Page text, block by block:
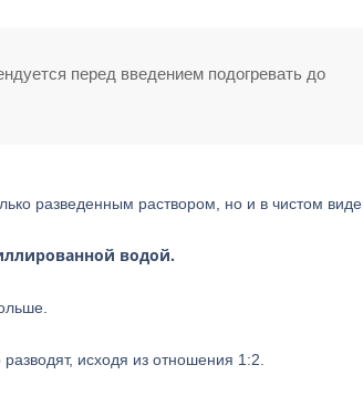
перед введением подогревать до
разведенным раствором, но и в чистом виде.
водой.
исходя из отношения 1:2.